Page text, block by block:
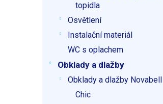
topidla
Osvětlení
Instalační materiál
WC s oplachem
Obklady a dlažby
Obklady a dlažby Novabell
Chic